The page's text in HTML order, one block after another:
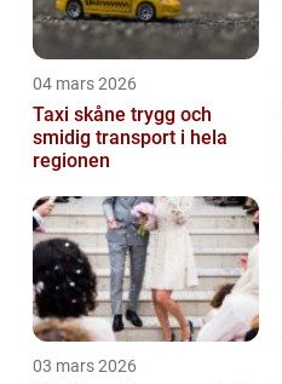
04 mars 2026
Taxi skåne trygg och
smidig transport i hela
regionen
03 mars 2026